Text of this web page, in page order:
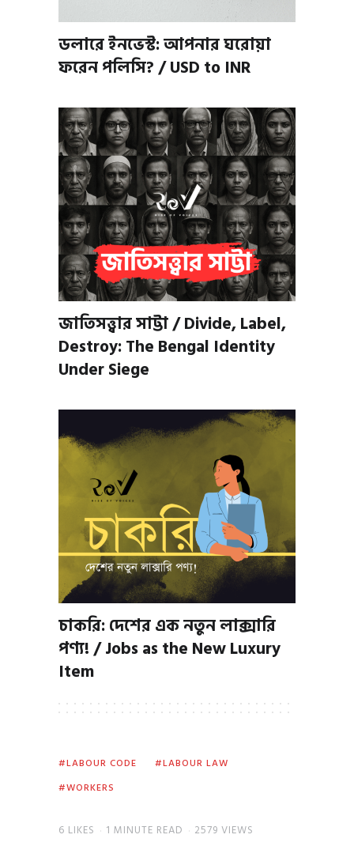
ডলারে ইনভেস্ট: আপনার ঘরোয়া
ফরেন পলিসি? / USD to INR
জাতিসত্ত্বার সাট্টা / Divide, Label,
Destroy: The Bengal Identity
Under Siege
চাকরি: দেশের এক নতুন লাক্সারি
পণ্য! / Jobs as the New Luxury
Item
LABOUR CODE
LABOUR LAW
WORKERS
6 LIKES 1 MINUTE READ 2579 VIEWS